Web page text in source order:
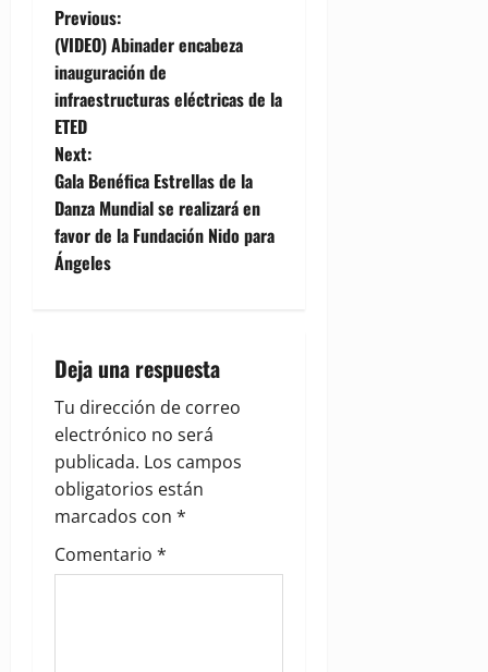
P
o
s
t
n
a
i
g
a
t
i
o
Previous:
(VIDEO) Abinader encabeza
inauguración de
infraestructuras eléctricas de la
ETED
Next:
Gala Benéfica Estrellas de la
Danza Mundial se realizará en
favor de la Fundación Nido para
Ángeles
Deja una respuesta
Tu dirección de correo
electrónico no será
publicada. Los campos
obligatorios están
marcados con *
Comentario *